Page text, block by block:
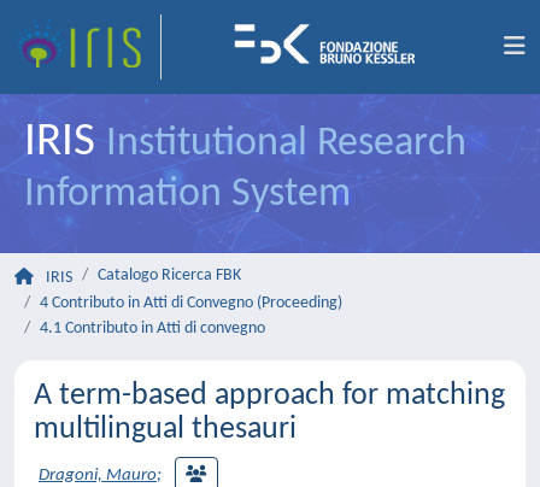
IRIS Institutional Research
Information System
IRIS
Catalogo Ricerca FBK
4 Contributo in Atti di Convegno (Proceeding)
4.1 Contributo in Atti di convegno
A term-based approach for matching
multilingual thesauri
Dragoni, Mauro;